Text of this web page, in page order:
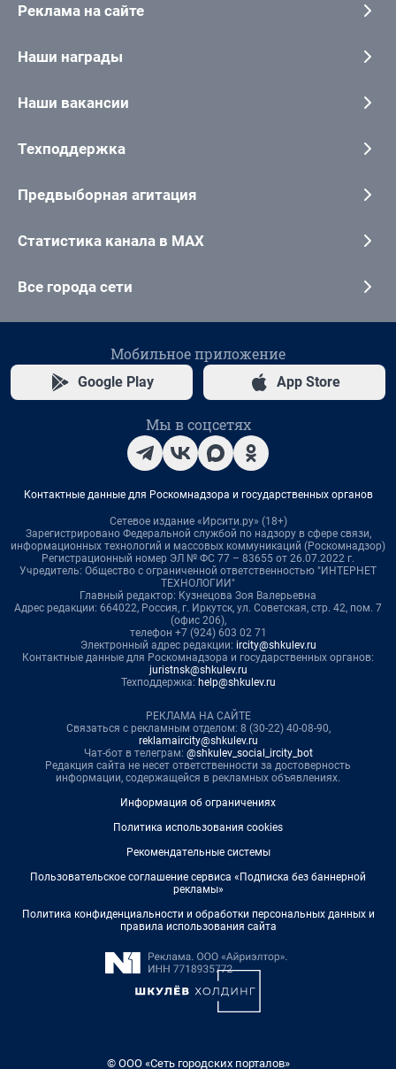
Реклама на сайте
Наши награды
Наши вакансии
Техподдержка
Предвыборная агитация
Статистика канала в MAX
Все города сети
Мобильное приложение
Google Play App Store
Мы в соцсетях
Контактные данные для Роскомнадзора и государственных органов
Сетевое издание «Ирсити.ру» (18+)
Зарегистрировано Федеральной службой по надзору в сфере связи,
информационных технологий и массовых коммуникаций (Роскомнадзор)
Регистрационный номер ЭЛ № ФС 77 – 83655 от 26.07.2022 г.
Учредитель: Общество с ограниченной ответственностью "ИНТЕРНЕТ
ТЕХНОЛОГИИ"
Главный редактор: Кузнецова Зоя Валерьевна
Адрес редакции: 664022, Россия, г. Иркутск, ул. Советская, стр. 42, пом. 7
(офис 206),
телефон +7 (924) 603 02 71
Электронный адрес редакции: ircity@shkulev.ru
Контактные данные для Роскомнадзора и государственных органов:
juristnsk@shkulev.ru
Техподдержка: help@shkulev.ru
РЕКЛАМА НА САЙТЕ
Связаться с рекламным отделом: 8 (30-22) 40-08-90,
reklamaircity@shkulev.ru
Чат-бот в телеграм: @shkulev_social_ircity_bot
Редакция сайта не несет ответственности за достоверность
информации, содержащейся в рекламных объявлениях.
Информация об ограничениях
Политика использования cookies
Рекомендательные системы
Пользовательское соглашение сервиса «Подписка без баннерной
рекламы»
Политика конфиденциальности и обработки персональных данных и
правила использования сайта
© ООО «Сеть городских порталов»